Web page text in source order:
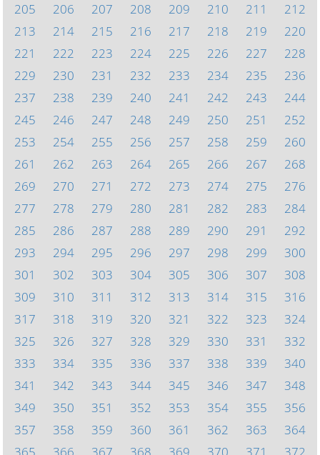
205
206 207 208 209 210 211
212
213
214 215 216 217 218 219
220
221
222 223 224 225 226 227
228
229
230 231 232 233 234 235
236
237
238 239 240 241 242 243
244
245
246 247 248 249 250 251
252
253
254 255 256 257 258 259
260
261
262 263 264 265 266 267
268
269
270 271 272 273 274 275
276
277
278 279 280 281 282 283
284
285
286 287 288 289 290 291
292
293
294 295 296 297 298 299
300
301
302 303 304 305 306 307
308
309
310 311 312 313 314 315
316
317
318 319 320 321 322 323
324
325
326 327 328 329 330 331
332
333
334 335 336 337 338 339
340
341
342 343 344 345 346 347
348
349
350 351 352 353 354 355
356
357
358 359 360 361 362 363
364